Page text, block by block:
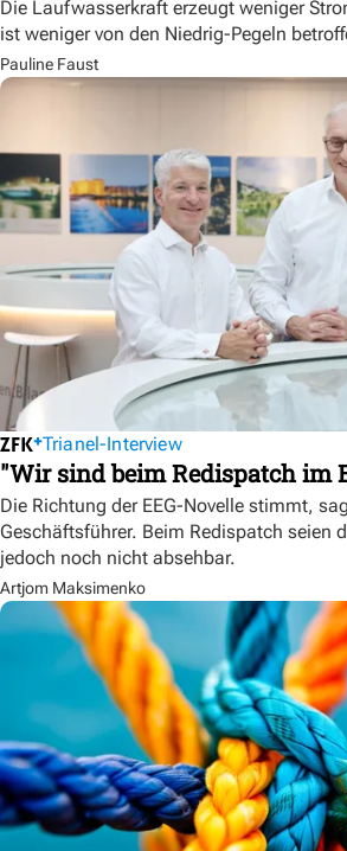
Die Laufwasserkraft erzeugt weniger
ist weniger von den Niedrig-Pegeln
Pauline Faust
Trianel-Interview
"Wir sind beim Redispatch im
Die Richtung der EEG-Novelle stimmt,
Geschäftsführer. Beim Redispatch seien
jedoch noch nicht absehbar.
Artjom Maksimenko